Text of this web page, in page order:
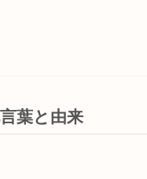
葉と由来